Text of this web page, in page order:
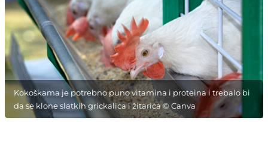
Kokoškama je potrebno puno vitamina i proteina i trebalo bi
da se klone slatkih grickalica i žitarica © Canva